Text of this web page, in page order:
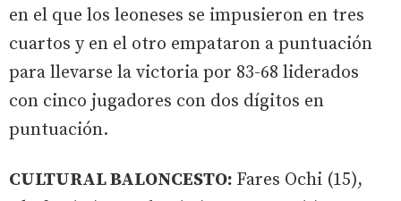
en el que los leoneses se impusieron en tres
cuartos y en el otro empataron a puntuación
para llevarse la victoria por 83-68 liderados
con cinco jugadores con dos dígitos en
puntuación.
CULTURAL BALONCESTO: Fares Ochi (15),